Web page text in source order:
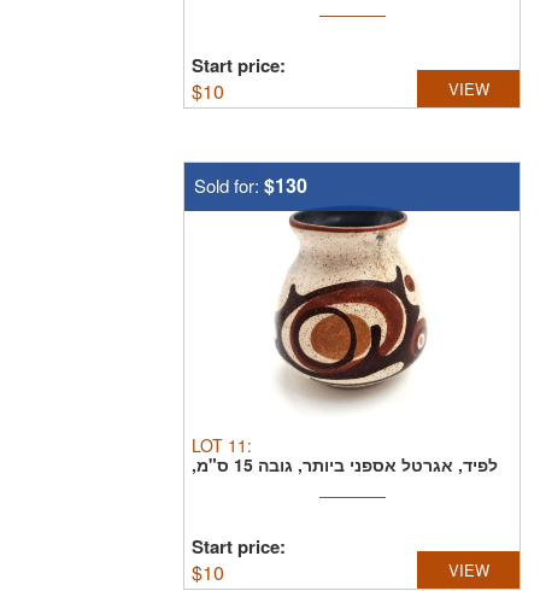
Start price:
$10 VIEW
Sold for: $130
LOT 11 :
לפיד, אגרטל אספני ביותר, גובה 15 ס"מ,
Start price:
$10 VIEW